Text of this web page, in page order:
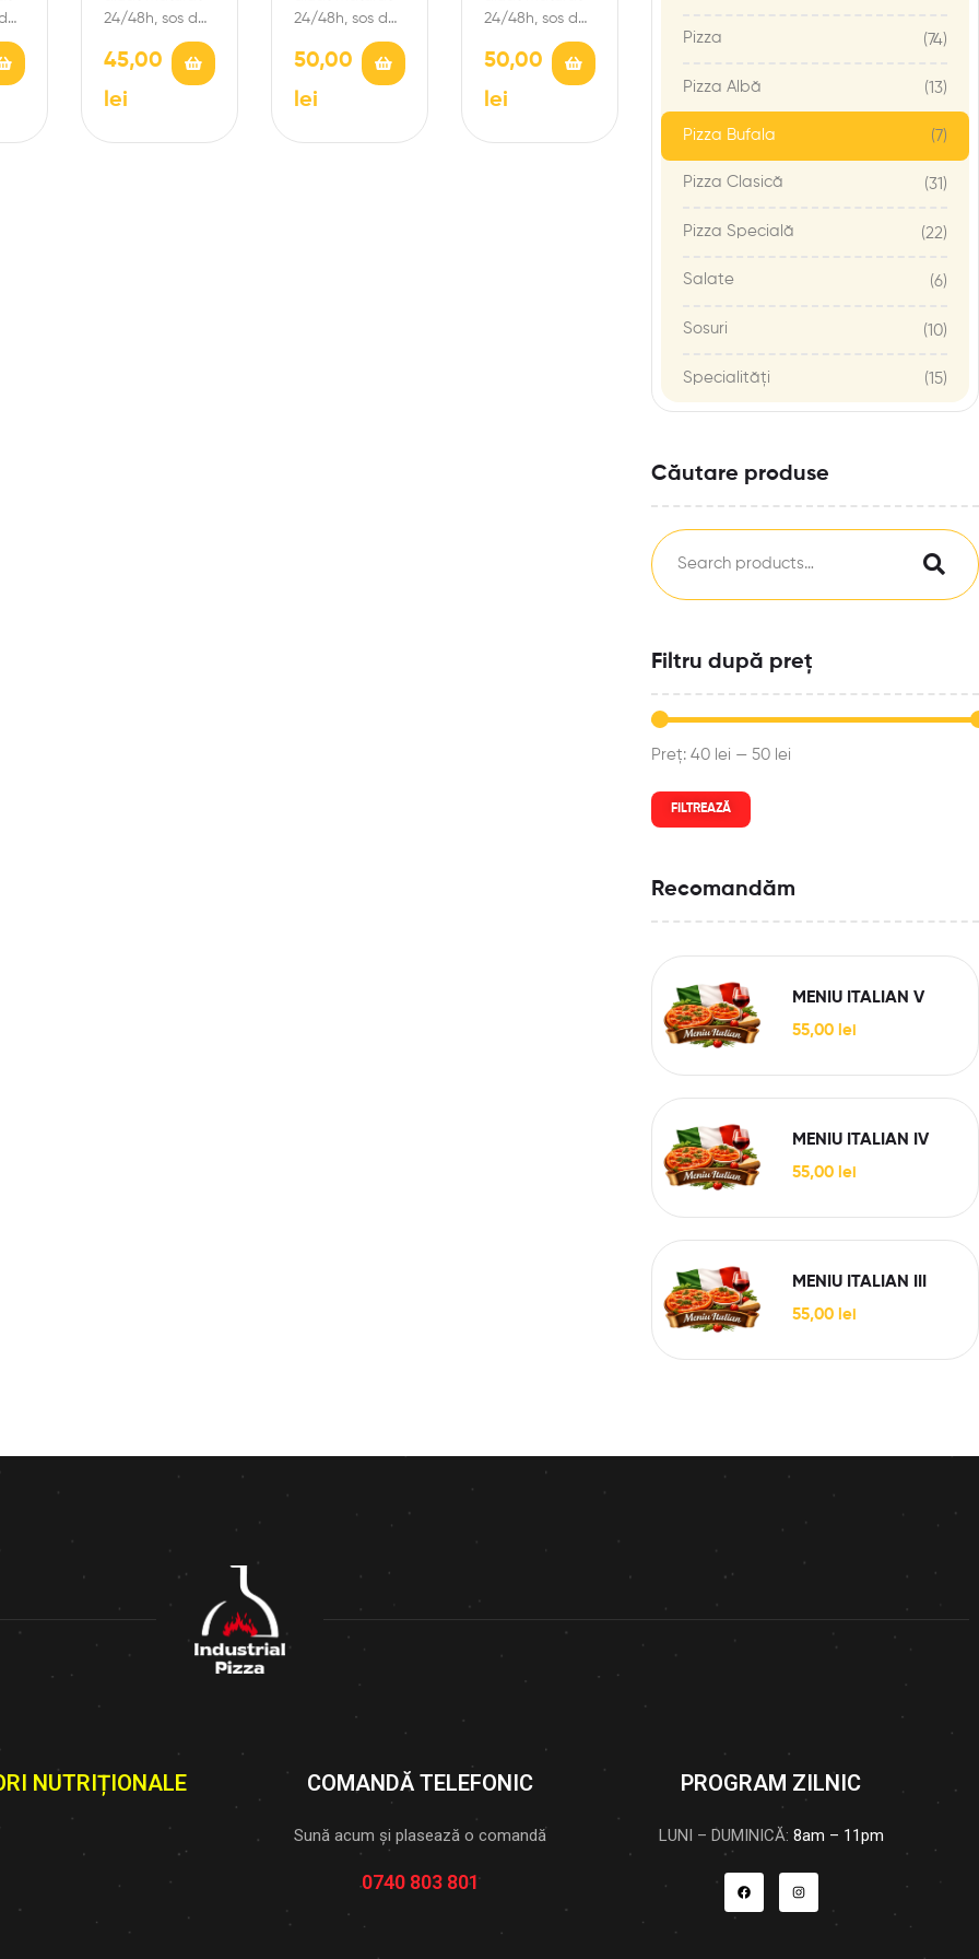
24/48h, sos de
roșii, mozzarella
de bivoliță
D.O.P, felii de
roșii, busoioc
45,00
lei
24/48h, sos de
Marzano,
prosciutto
crudo, roşii
50,00
lei
24/48h, sos de
Marzano,
mozzarella de
bivoliță D.O.P,
50,00
lei
Pizza (74)
Pizza Albă (13)
Pizza Bufala (7)
Pizza Clasică (31)
Pizza Specială (22)
Salate (6)
Sosuri (10)
Specialități (15)
Căutare produse
Filtru după preț
FILTREAZĂ
Preț: 40 lei — 50 lei
Recomandăm
MENIU ITALIAN V
55,00 lei
MENIU ITALIAN IV
55,00 lei
MENIU ITALIAN III
55,00 lei
NUTRIȚIONALE COMANDĂ TELEFONIC
Sună acum și plasează o comandă
0740 803 801
PROGRAM ZILNIC
LUNI – DUMINICĂ: 8am – 11pm